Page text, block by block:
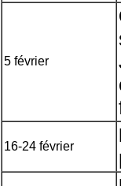
5 février
16-24 février